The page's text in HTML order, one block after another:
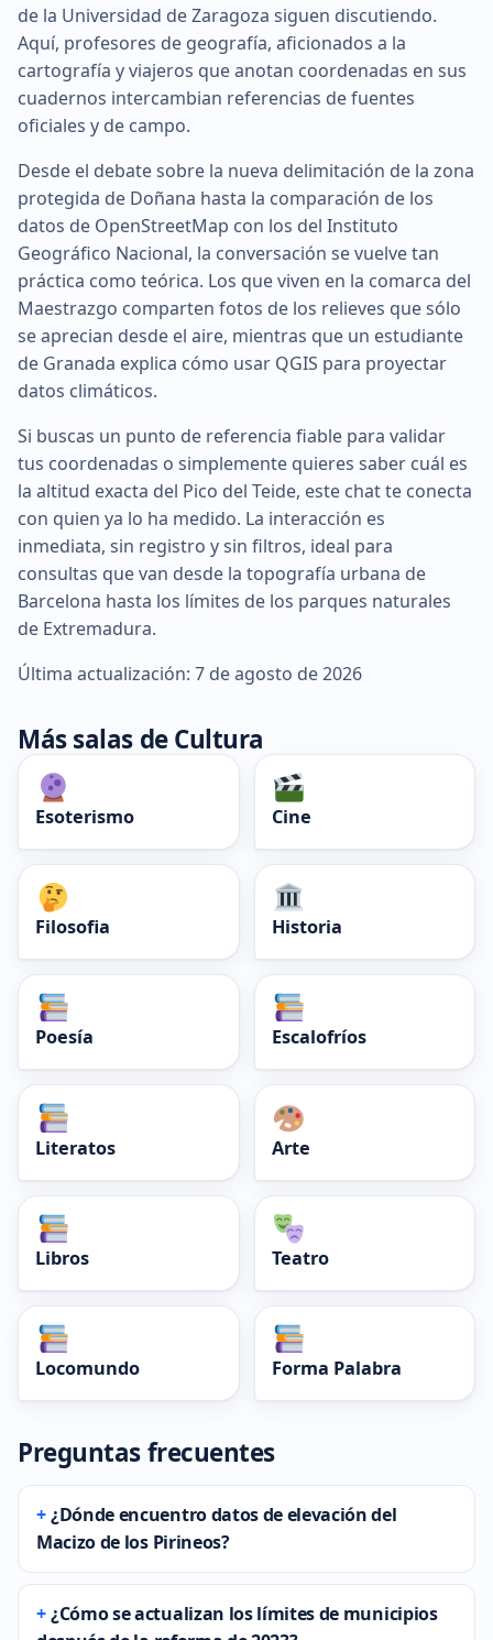
de la Universidad de Zaragoza siguen discutiendo.
Aquí, profesores de geografía, aficionados a la
cartografía y viajeros que anotan coordenadas en sus
cuadernos intercambian referencias de fuentes
oficiales y de campo.
Desde el debate sobre la nueva delimitación de la zona
protegida de Doñana hasta la comparación de los
datos de OpenStreetMap con los del Instituto
Geográfico Nacional, la conversación se vuelve tan
práctica como teórica. Los que viven en la comarca del
Maestrazgo comparten fotos de los relieves que sólo
se aprecian desde el aire, mientras que un estudiante
de Granada explica cómo usar QGIS para proyectar
datos climáticos.
Si buscas un punto de referencia fiable para validar
tus coordenadas o simplemente quieres saber cuál es
la altitud exacta del Pico del Teide, este chat te conecta
con quien ya lo ha medido. La interacción es
inmediata, sin registro y sin filtros, ideal para
consultas que van desde la topografía urbana de
Barcelona hasta los límites de los parques naturales
de Extremadura.
Última actualización: 7 de agosto de 2026
Más salas de Cultura
Esoterismo Cine
Filosofia Historia
Poesía Escalofríos
Literatos Arte
Libros Teatro
Locomundo Forma Palabra
Preguntas frecuentes
¿Dónde encuentro datos de elevación del
Macizo de los Pirineos?
¿Cómo se actualizan los límites de municipios